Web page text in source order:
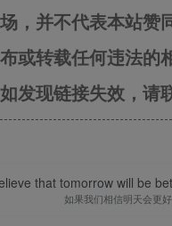
，并不代表本站赞
或转载任何违法的
发现链接失效，请
that tomorrow will be
如果我们相信明天会更